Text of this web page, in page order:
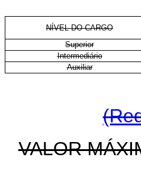
NÍVEL DO CARGO
Superior
Intermediário
Auxiliar
VALOR